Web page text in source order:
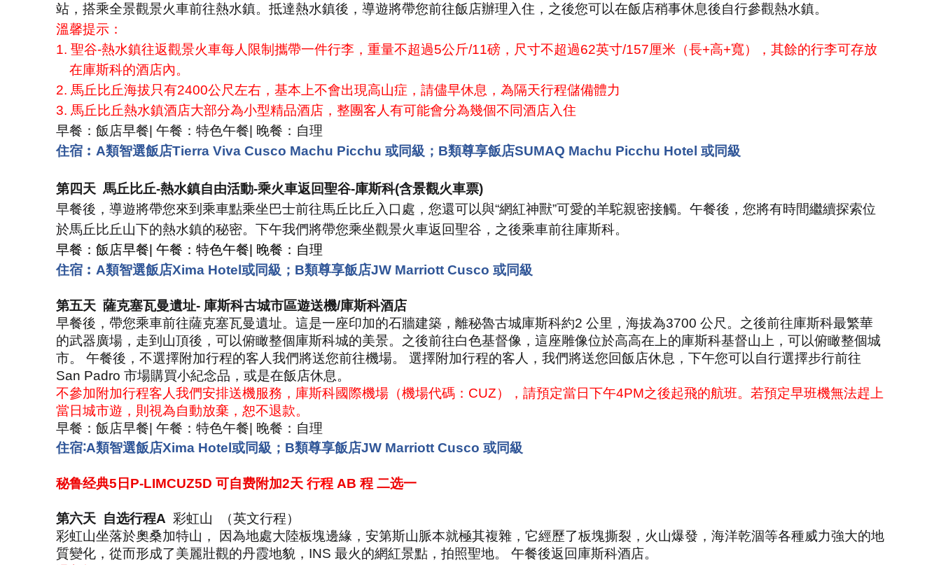
站，搭乘全景觀景火車前往熱水鎮。抵達熱水鎮後，導遊將帶您前往飯店辦理入住，之後您可以在飯店稍事休息後自行參觀熱水鎮。
溫馨提示：
1. 聖谷-熱水鎮往返觀景火車每人限制攜帶一件行李，重量不超過5公斤/11磅，尺寸不超過62英寸/157厘米（長+高+寬），其餘的行李可存放
在庫斯科的酒店內。
2. 馬丘比丘海拔只有2400公尺左右，基本上不會出現高山症，請儘早休息，為隔天行程儲備體力
3. 馬丘比丘熱水鎮酒店大部分為小型精品酒店，整團客人有可能會分為幾個不同酒店入住
早餐：飯店早餐| 午餐：特色午餐| 晚餐：自理
住宿︰A類智選飯店Tierra Viva Cusco Machu Picchu 或同級； B類尊享飯店SUMAQ Machu Picchu Hotel 或同級
第四天 馬丘比丘-熱水鎮自由活動-乘火車返回聖谷-庫斯科(含景觀火車票)
早餐後，導遊將帶您來到乘車點乘坐巴士前往馬丘比丘入口處，您還可以與“網紅神獸”可愛的羊駝親密接觸。午餐後，您將有時間繼續探索位
於馬丘比丘山下的熱水鎮的秘密。下午我們將帶您乘坐觀景火車返回聖谷，之後乘車前往庫斯科。
早餐：飯店早餐| 午餐：特色午餐| 晚餐：自理
住宿︰A類智選飯店Xima Hotel或同級 ； B類尊享飯店JW Marriott Cusco 或同級
第五天 薩克塞瓦曼遺址- 庫斯科古城市區遊送機/庫斯科酒店
早餐後，帶您乘車前往薩克塞瓦曼遺址。這是一座印加的石牆建築，離秘魯古城庫斯科約2 公里，海拔為3700 公尺。之後前往庫斯科最繁華
的武器廣場，走到山頂後，可以俯瞰整個庫斯科城的美景。之後前往白色基督像，這座雕像位於高高在上的庫斯科基督山上，可以俯瞰整個城
市。 午餐後，不選擇附加行程的客人我們將送您前往機場。 選擇附加行程的客人，我們將送您回飯店休息，下午您可以自行選擇步行前往
San Padro 市場購買小紀念品，或是在飯店休息。
不參加附加行程客人我們安排送機服務，庫斯科國際機場（機場代碼： CUZ），請預定當日下午4PM之後起飛的航班。若預定早班機無法趕上
當日城市遊，則視為自動放棄，恕不退款。
早餐：飯店早餐| 午餐：特色午餐| 晚餐：自理
住宿∶A類智選飯店Xima Hotel或同級 ； B類尊享飯店JW Marriott Cusco 或同級
秘鲁经典5 日 P-LIMCUZ5D 可自费附加2天 行程 AB 程 二选一
第六天 自选行程A 彩虹山
（英文行程）
彩虹山坐落於奧桑加特山， 因為地處大陸板塊邊緣，安第斯山脈本就極其複雜，它經歷了板塊撕裂，火山爆發，海洋乾涸等各種威力強大的地
質變化，從而形成了美麗壯觀的丹霞地貌， INS 最火的網紅景點，拍照聖地。 午餐後返回庫斯科酒店。